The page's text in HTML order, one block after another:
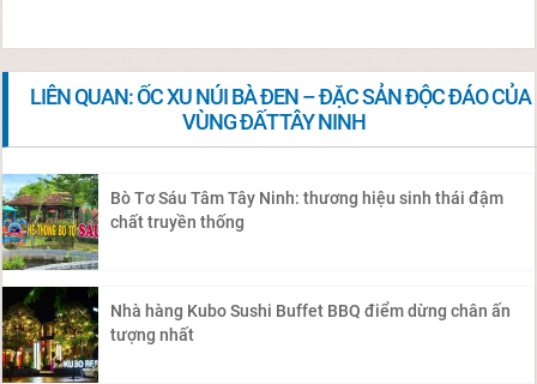
LIÊN QUAN: ỐC XU NÚI BÀ ĐEN – ĐẶC SẢN ĐỘC ĐÁO CỦA
VÙNG ĐẤT TÂY NINH
Bò Tơ Sáu Tâm Tây Ninh: thương hiệu sinh thái đậm
chất truyền thống
Nhà hàng Kubo Sushi Buffet BBQ điểm dừng chân ấn
tượng nhất